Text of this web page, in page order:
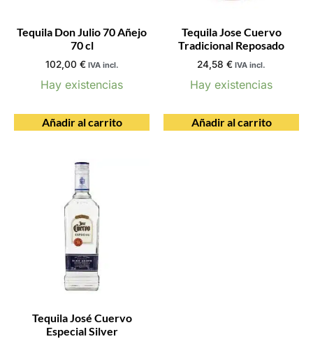
Tequila Don Julio 70 Añejo
70 cl
102,00 € IVA incl.
Hay existencias
Añadir al carrito
Tequila Jose Cuervo
Tradicional Reposado
24,58 € IVA incl.
Hay existencias
Añadir al carrito
Tequila José Cuervo
Especial Silver